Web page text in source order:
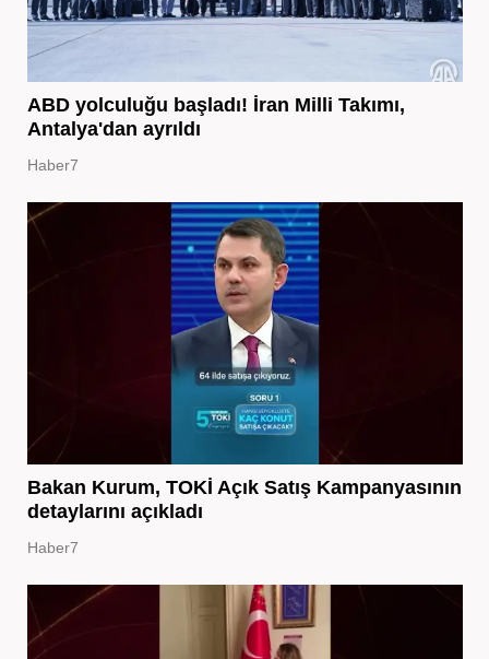
ABD yolculuğu başladı! İran Milli Takımı,
Antalya'dan ayrıldı
Haber7
Bakan Kurum, TOKİ Açık Satış Kampanyasının
detaylarını açıkladı
Haber7